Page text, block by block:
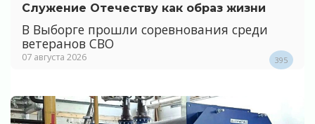
Служение Отечеству как образ жизни
В Выборге прошли соревнования среди
ветеранов СВО
07 августа 2026 395